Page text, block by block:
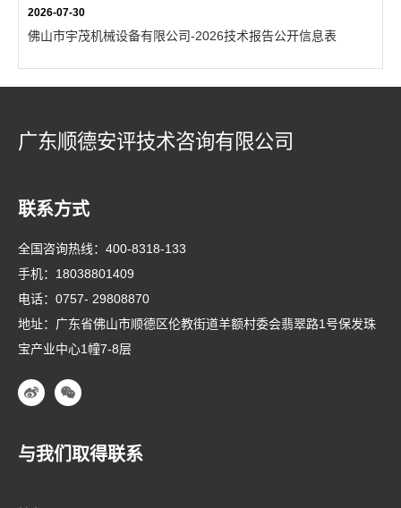
2026-07-30
佛山市宇茂机械设备有限公司-2026技术报告公开信息表
广东顺德安评技术咨询有限公司
联系方式
全国咨询热线： 400-8318-133
手机： 18038801409
电话： 0757- 29808870
地址：广东省佛山市顺德区伦教街道羊额村委会翡翠路1号保发珠
宝产业中心1幢7-8层
与我们取得联系